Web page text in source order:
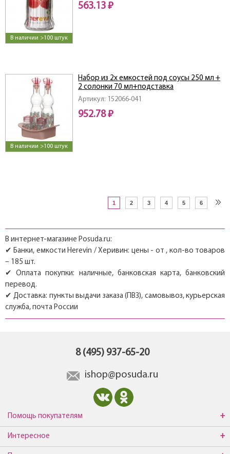
В наличии >100 штук
563.13 ₽
В наличии >100 штук
Артикул: 152066-041
Набор из 2х емкостей под соусы 250 мл +
2 солонки 70 мл+подставка
952.78 ₽
1 2 3 4 5 6
В интернет-магазине Posuda.ru:
✔ Банки, емкости Herevin / Херивин: цены - от , кол-во товаров
– 185 шт.
✔ Оплата покупки: наличные, банковская карта, банковский
перевод.
✔ Доставка: пункты выдачи заказа (ПВЗ), самовывоз, курьерская
служба, почта России
8 (495) 937-65-20
ishop@posuda.ru
Помощь покупателям
Интересное